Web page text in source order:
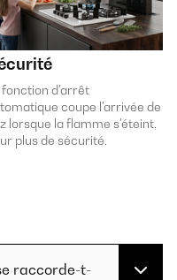
fonction d'arrêt
coupe l'arrivée de
lorsque la flamme s'éteint,
plus de sécurité.
raccorde-t-